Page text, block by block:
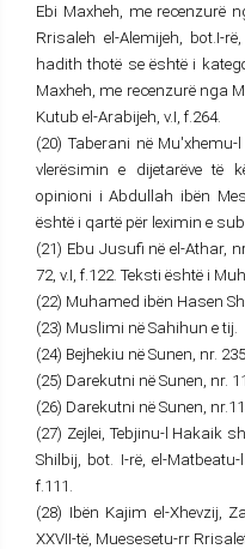
Ebi Maxheh, me recenzurë
Rrisaleh el-Alemijeh, bot.I-
hadith thotë se është i
Maxheh, me recenzurë nga
Kutub el-Arabijeh, v.I, f.264.
(20) Taberani në
vlerësimin e dijetarëve të
opinioni i Abdullah ibën
është i qartë për leximin e
(21) Ebu Jusufi në el-Athar,
72, v.I, f.122. Teksti është i
(22) Muhamed ibën Hasen
(23) Muslimi në Sahihun e tij.
(24) Bejhekiu në Sunen, nr.
(25) Darekutni në Sunen, nr.
(26) Darekutni në Sunen,
(27) Zejlei, Tebjinu-l Hakaik
Shilbij, bot. I-rë, el-
f.111.
(28) Ibën Kajim el-Xhevzij,
XXVII-të, Muesesetu-rr